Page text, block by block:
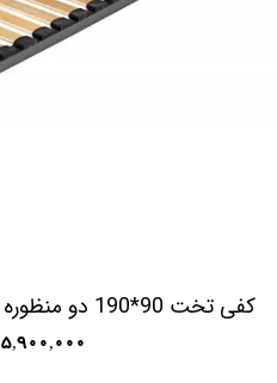
کفی تخت 90*190 دو منظوره چوبی ساتون SAUTHON
۵,۹۰۰,۰۰۰ تومان